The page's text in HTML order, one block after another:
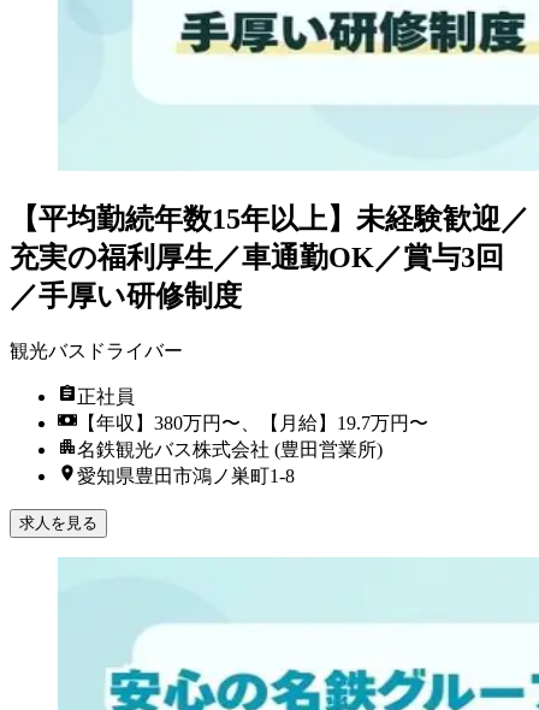
【平均勤続年数15年以上】未経験歓迎／
充実の福利厚生／車通勤OK／賞与3回
／手厚い研修制度
観光バスドライバー
正社員
【年収】380万円〜、【月給】19.7万円〜
名鉄観光バス株式会社 (豊田営業所)
愛知県豊田市鴻ノ巣町1-8
求人を見る